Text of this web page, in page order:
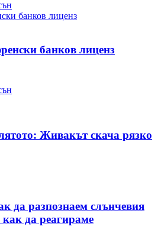
банков лиценз
Живакът скача рязко
да разпознаем слънчевия
да реагираме